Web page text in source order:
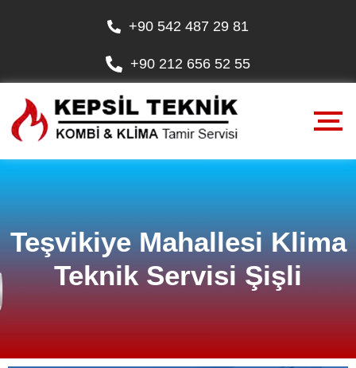
+90 542 487 29 81
+90 212 656 52 55
Teşvikiye Mahallesi Klima
Teknik Servisi Şişli